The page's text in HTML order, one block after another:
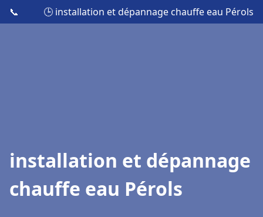
📞 🕒 installation et dépannage chauffe eau Pérols
installation et dépannage
chauffe eau Pérols